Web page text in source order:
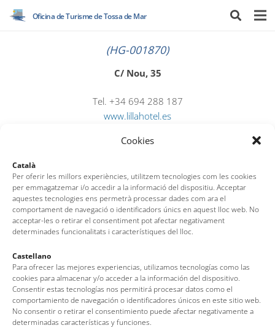
Cookies
Català
Per oferir les millors experiències, utilitzem tecnologies com les cookies
per emmagatzemar i/o accedir a la informació del dispositiu. Acceptar
aquestes tecnologies ens permetrà processar dades com ara el
comportament de navegació o identificadors únics en aquest lloc web. No
acceptar-les o retirar el consentiment pot afectar negativament
determinades funcionalitats i característiques del lloc.
Castellano
Para ofrecer las mejores experiencias, utilizamos tecnologías como las
cookies para almacenar y/o acceder a la información del dispositivo.
Consentir estas tecnologías nos permitirá procesar datos como el
comportamiento de navegación o identificadores únicos en este sitio web.
No consentir o retirar el consentimiento puede afectar negativamente a
determinadas características y funciones.
Oficina de Turisme de Tossa de Mar
(HG-001870)
C/ Nou, 35
Tel. +34 694 288 187
www.lillahotel.es
info@lillahotel.es
Oficina de Turisme de Tossa de Mar
Av. del Pelegrí, 25 – Edifici La Nau · 17320 – Tossa de Mar
(Girona – Costa Brava)
Tel: + 00 34 972 340 108 · Mail: info@visittossa.com
Nota legal·Política de cookies·Protecció de dades